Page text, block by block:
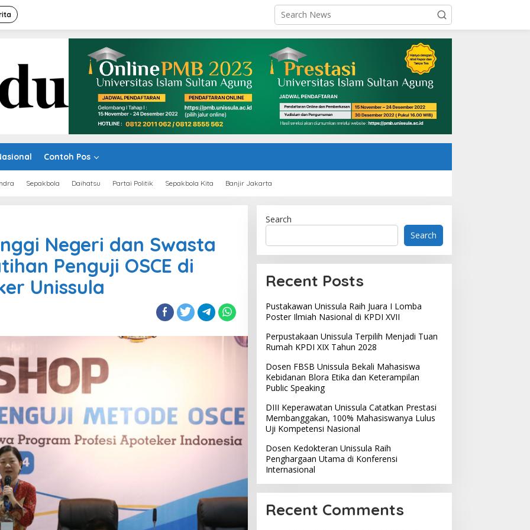
Contoh Pos
Sepakbola Daihatsu Partai Politik Sepakbola Kita Banjir Jakarta
Negeri dan Swasta
Penguji OSCE di
Unissula
Search
Search
Recent Posts
Pustakawan Unissula Raih Juara I Lomba
Poster Ilmiah Nasional di KPDI XVII
Perpustakaan Unissula Terpilih Menjadi Tuan
Rumah KPDI XIX Tahun 2028
Dosen FBSB Unissula Bekali Mahasiswa
Kebidanan Blora Etika dan Keterampilan
Public Speaking
DIII Keperawatan Unissula Catatkan Prestasi
Membanggakan, 100% Mahasiswanya Lulus
Uji Kompetensi Nasional
Dosen Kedokteran Unissula Raih
Penghargaan Utama di Konferensi
Internasional
Recent Comments